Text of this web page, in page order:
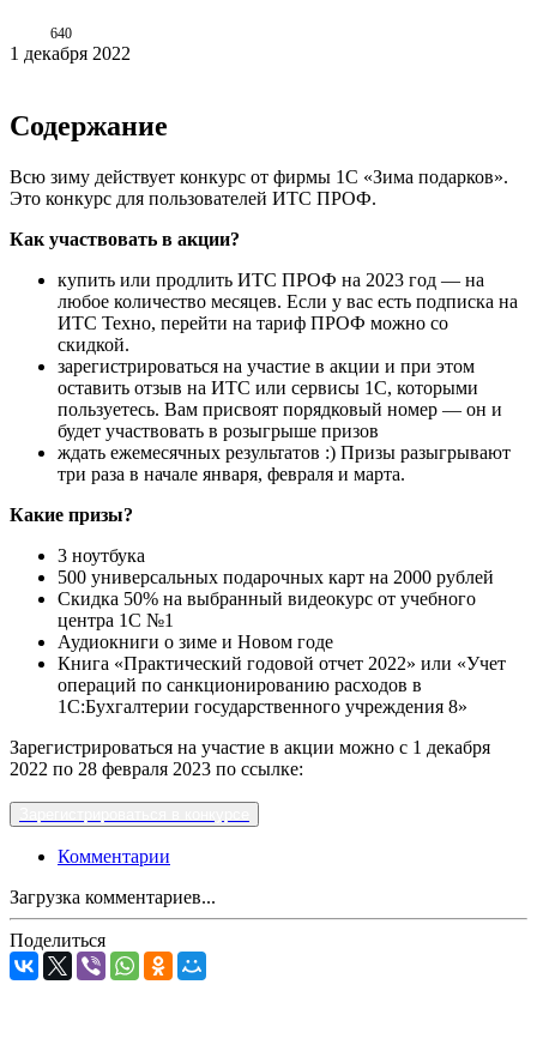
640
1 декабря 2022
Содержание
Всю зиму действует конкурс от фирмы 1С «Зима подарков».
Это конкурс для пользователей ИТС ПРОФ.
Как участвовать в акции?
купить или продлить ИТС ПРОФ на 2023 год — на
любое количество месяцев. Если у вас есть подписка на
ИТС Техно, перейти на тариф ПРОФ можно со
скидкой.
зарегистрироваться на участие в акции и при этом
оставить отзыв на ИТС или сервисы 1С, которыми
пользуетесь. Вам присвоят порядковый номер — он и
будет участвовать в розыгрыше призов
ждать ежемесячных результатов :) Призы разыгрывают
три раза в начале января, февраля и марта.
Какие призы?
3 ноутбука
500 универсальных подарочных карт на 2000 рублей
Скидка 50% на выбранный видеокурс от учебного
центра 1C №1
Аудиокниги о зиме и Новом годе
Книга «Практический годовой отчет 2022» или «Учет
операций по санкционированию расходов в
1С:Бухгалтерии государственного учреждения 8»
Зарегистрироваться на участие в акции можно с 1 декабря
2022 по 28 февраля 2023 по ссылке:
Комментарии
Загрузка комментариев...
Поделиться